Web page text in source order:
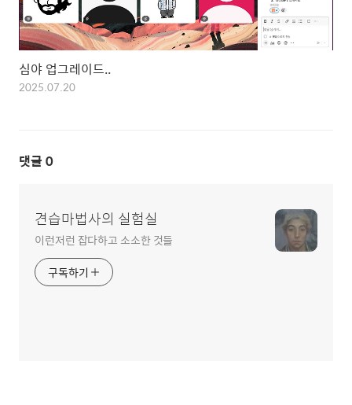
심야 업그레이드..
2025.07.20
댓글 0
견습마법사의 실험실
이런저런 잡다하고 소소한 것들
구독하기